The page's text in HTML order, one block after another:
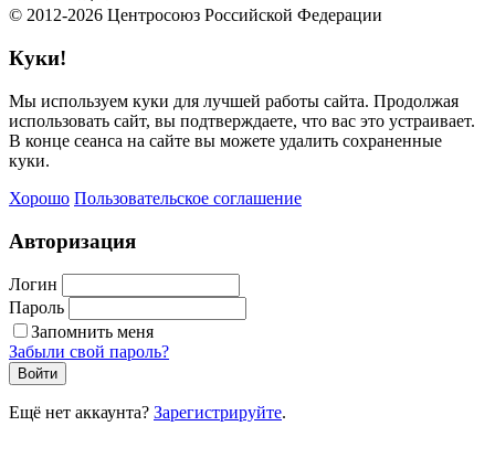
© 2012-2026 Центросоюз Российской Федерации
Куки!
Мы используем куки для лучшей работы сайта. Продолжая
использовать сайт, вы подтверждаете, что вас это устраивает.
В конце сеанса на сайте вы можете удалить сохраненные
куки.
Хорошо Пользовательское соглашение
Авторизация
Логин
Пароль
Запомнить меня
Забыли свой пароль?
Войти
Ещё нет аккаунта? Зарегистрируйте.